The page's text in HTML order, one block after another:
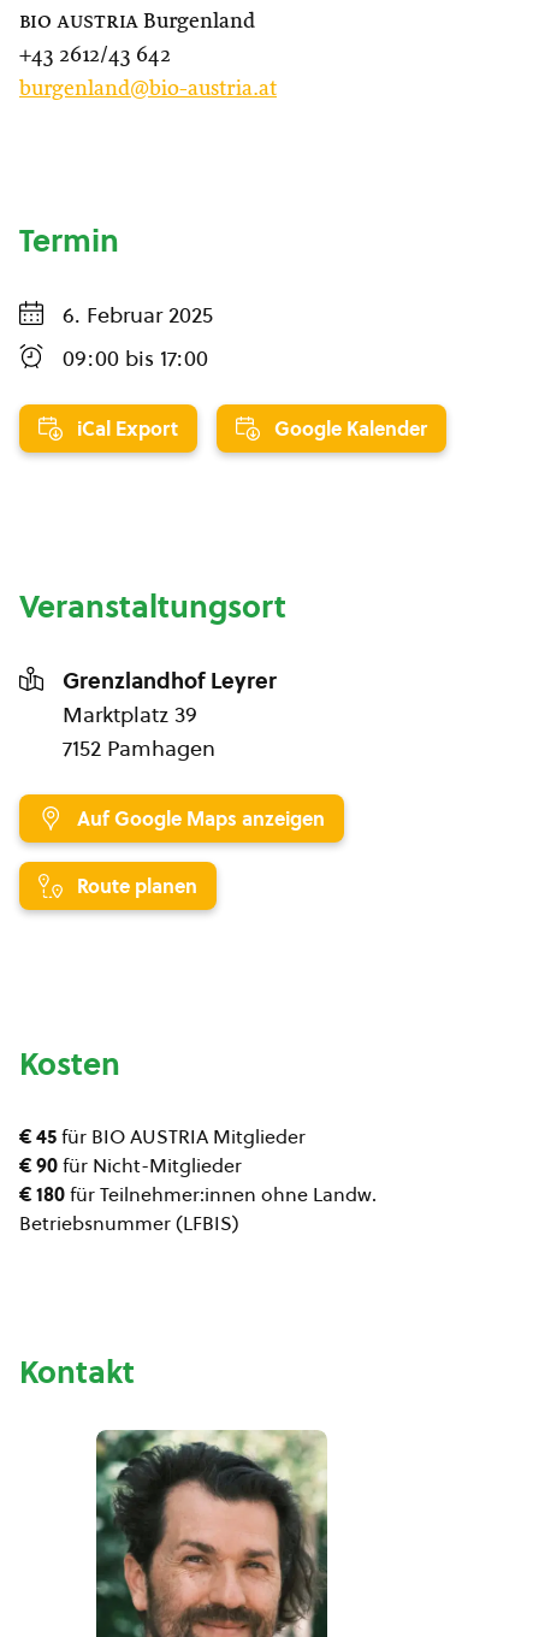
bio austria Burgenland
+43 2612/43 642
burgenland@bio-austria.at
Termin
6. Februar 2025
09:00 bis 17:00
iCal Export Google Kalender
Veranstaltungsort
Grenzlandhof Leyrer
Marktplatz 39
7152 Pamhagen
Auf Google Maps anzeigen
Route planen
Kosten
€ 45für BIO AUSTRIA Mitglieder
€ 90für Nicht-Mitglieder
€ 180für Teilnehmer:innen ohne Landw.
Betriebsnummer (LFBIS)
Kontakt